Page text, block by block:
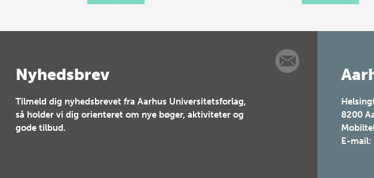
Nyhedsbrev
Tilmeld dig nyhedsbrevet fra Aarhus Universitetsforlag,
så holder vi dig orienteret om nye bøger, aktiviteter og
gode tilbud.
8200
E-mail: